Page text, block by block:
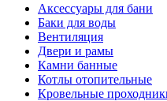
Аксессуары для бани
Баки для воды
Вентиляция
Двери и рамы
Камни банные
Котлы отопительные
Кровельные